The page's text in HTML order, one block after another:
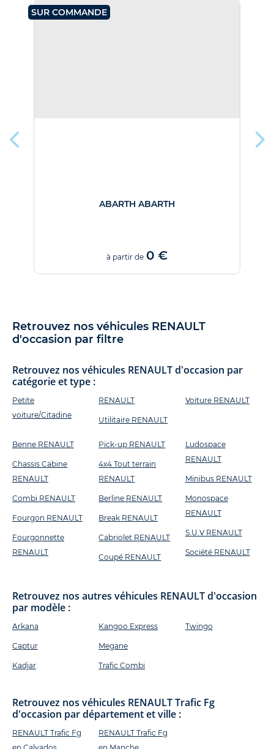
SUR COMMANDE
ABARTH ABARTH
à partir de 0 €
Retrouvez nos véhicules RENAULT
d'occasion par filtre
Retrouvez nos véhicules RENAULT d'occasion par
catégorie et type :
Petite
voiture/Citadine
RENAULT
Utilitaire RENAULT
Voiture RENAULT
Benne RENAULT
Chassis Cabine
RENAULT
Combi RENAULT
Fourgon RENAULT
Fourgonnette
RENAULT
Pick-up RENAULT
4x4 Tout terrain
RENAULT
Berline RENAULT
Break RENAULT
Cabriolet RENAULT
Coupé RENAULT
Ludospace
RENAULT
Minibus RENAULT
Monospace
RENAULT
S.U.V RENAULT
Société RENAULT
Retrouvez nos autres véhicules RENAULT d'occasion
par modèle :
Arkana
Captur
Kadjar
Kangoo Express
Megane
Trafic Combi
Twingo
Retrouvez nos véhicules RENAULT Trafic Fg
d'occasion par département et ville :
RENAULT Trafic Fg
RENAULT Trafic Fg